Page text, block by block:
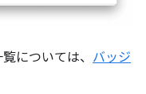
については、 バッジ